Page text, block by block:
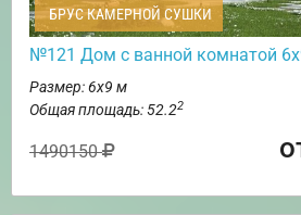
БРУС КАМЕРНОЙ СУШКИ
№121 Дом с ванной комнатой
Размер: 6х9 м
Общая площадь: 52.22
1490150